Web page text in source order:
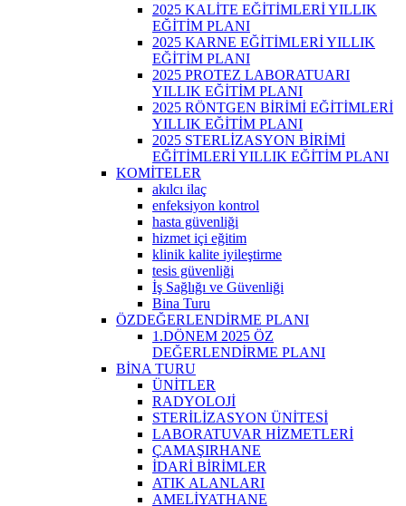
2025 KALİTE EĞİTİMLERİ YILLIK
EĞİTİM PLANI
2025 KARNE EĞİTİMLERİ YILLIK
EĞİTİM PLANI
2025 PROTEZ LABORATUARI
YILLIK EĞİTİM PLANI
2025 RÖNTGEN BİRİMİ EĞİTİMLERİ
YILLIK EĞİTİM PLANI
2025 STERLİZASYON BİRİMİ
EĞİTİMLERİ YILLIK EĞİTİM PLANI
KOMİTELER
akılcı ilaç
enfeksiyon kontrol
hasta güvenliği
hizmet içi eğitim
klinik kalite iyileştirme
tesis güvenliği
İş Sağlığı ve Güvenliği
Bina Turu
ÖZDEĞERLENDİRME PLANI
1.DÖNEM 2025 ÖZ
DEĞERLENDİRME PLANI
BİNA TURU
ÜNİTLER
RADYOLOJİ
STERİLİZASYON ÜNİTESİ
LABORATUVAR HİZMETLERİ
ÇAMAŞIRHANE
İDARİ BİRİMLER
ATIK ALANLARI
AMELİYATHANE